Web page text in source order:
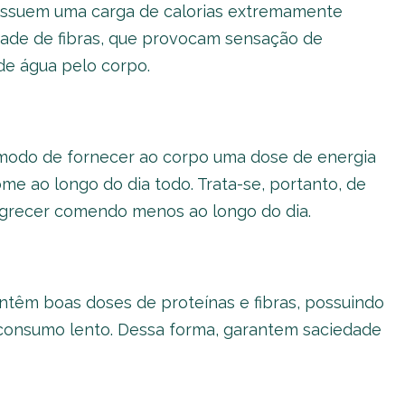
uma carga de calorias extremamente
de fibras, que provocam sensação de
água pelo corpo.
de fornecer ao corpo uma dose de energia
ao longo do dia todo. Trata-se, portanto, de
comendo menos ao longo do dia.
boas doses de proteínas e fibras, possuindo
lento. Dessa forma, garantem saciedade